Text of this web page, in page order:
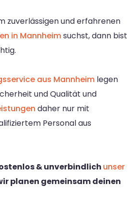
zuverlässigen und erfahrenen
in Mannheimsuchst, dann bist
aus Mannheim legen
und Qualität und
daher nur mit
Personal aus
& unverbindlich unser
planen gemeinsam deinen